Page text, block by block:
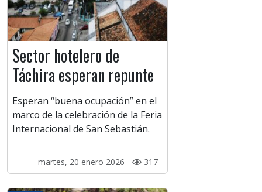
Sector hotelero de
Táchira esperan repunte
Esperan “buena ocupación” en el
marco de la celebración de la Feria
Internacional de San Sebastián.
martes, 20 enero 2026 - 317